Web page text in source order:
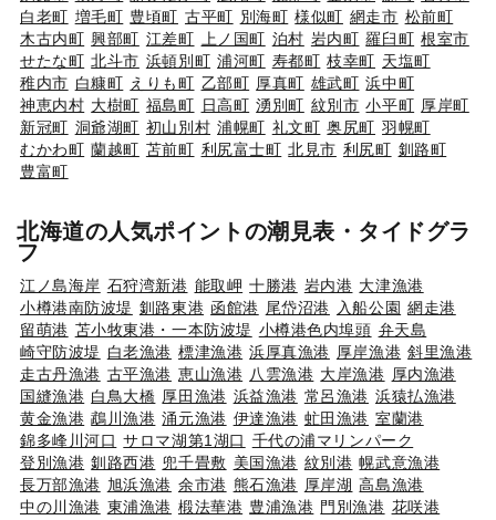
白老町 増毛町 豊頃町 古平町 別海町 様似町 網走市 松前町
木古内町 興部町 江差町 上ノ国町 泊村 岩内町 羅臼町 根室市
せたな町 北斗市 浜頓別町 浦河町 寿都町 枝幸町 天塩町
稚内市 白糠町 えりも町 乙部町 厚真町 雄武町 浜中町
神恵内村 大樹町 福島町 日高町 湧別町 紋別市 小平町 厚岸町
新冠町 洞爺湖町 初山別村 浦幌町 礼文町 奥尻町 羽幌町
むかわ町 蘭越町 苫前町 利尻富士町 北見市 利尻町 釧路町
豊富町
北海道の人気ポイントの潮見表・タイドグラ
フ
江ノ島海岸 石狩湾新港 能取岬 十勝港 岩内港 大津漁港
小樽港南防波堤 釧路東港 函館港 尾岱沼港 入船公園 網走港
留萌港 苫小牧東港・一本防波堤 小樽港色内埠頭 弁天島
崎守防波堤 白老漁港 標津漁港 浜厚真漁港 厚岸漁港 斜里漁港
走古丹漁港 古平漁港 恵山漁港 八雲漁港 大岸漁港 厚内漁港
国縫漁港 白鳥大橋 厚田漁港 浜益漁港 常呂漁港 浜猿払漁港
黄金漁港 鵡川漁港 涌元漁港 伊達漁港 虻田漁港 室蘭港
錦多峰川河口 サロマ湖第1湖口 千代の浦マリンパーク
登別漁港 釧路西港 兜千畳敷 美国漁港 紋別港 幌武意漁港
長万部漁港 旭浜漁港 余市港 熊石漁港 厚岸湖 高島漁港
中の川漁港 東浦漁港 椴法華港 豊浦漁港 門別漁港 花咲港